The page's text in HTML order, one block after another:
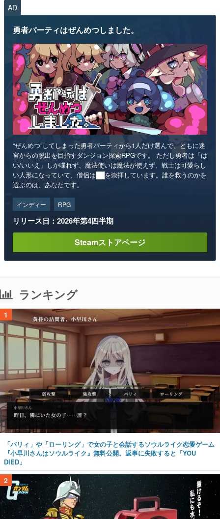
AD
勇者パーティはぜんめつしました。
“ぜんめつ”してしまった勇者パーティから1人だけ選んで、ともに迷
宮からの脱出を目指すダンジョン探索RPGです。 ただし勇者は「は
い/いいえ」しか喋れず、魔法使いは魔法が使えず、戦士は可愛らし
い人形になっていて、僧侶は██を崇拝しています。誰を救うのかを
選ぶのは、あなたです。
インディー RPG
リリース日：2026年第4四半期
Steamストアページ
ランキング
1
「パリィ」や「ローリング」で女の子と会話するソウルライク恋愛ゲーム
『小早川さんはソウルライク』無料公開。返事に失敗すると「YOU
DIED」
2